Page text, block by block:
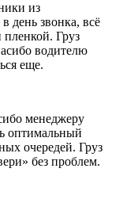
из
день звонка, всё
пленкой. Груз
водителю
еще.
менеджеру
оптимальный
очередей. Груз
без проблем.